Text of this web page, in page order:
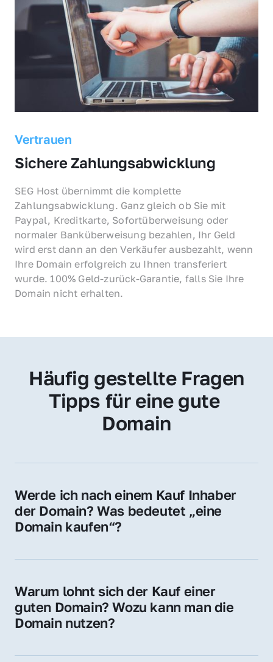
Vertrauen
Sichere Zahlungsabwicklung
SEG Host übernimmt die komplette
Zahlungsabwicklung. Ganz gleich ob Sie mit
Paypal, Kreditkarte, Sofortüberweisung oder
normaler Banküberweisung bezahlen, Ihr Geld
wird erst dann an den Verkäufer ausbezahlt, wenn
Ihre Domain erfolgreich zu Ihnen transferiert
wurde. 100% Geld-zurück-Garantie, falls Sie Ihre
Domain nicht erhalten.
Häufig gestellte Fragen
Tipps für eine gute
Domain
Werde ich nach einem Kauf Inhaber
der Domain? Was bedeutet „eine
Domain kaufen“?
Sie erhalten alle Rechte zur Nutzung,
Domain.
Warum lohnt sich der Kauf einer
guten Domain? Wozu kann man die
Domain nutzen?